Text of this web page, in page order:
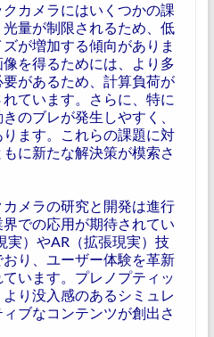
カメラにはいくつかの課
量が制限されるため、低
が増加する傾向がありま
を得るためには、より多
があるため、計算負荷が
ています。さらに、特に
のブレが発生しやすく、
ます。これらの課題に対
に新たな解決策が模索さ
メラの研究と開発は進行
での応用が期待されてい
実）やAR（拡張現実）技
り、ユーザー体験を革新
います。プレノプティッ
り没入感のあるシミュレ
ブなコンテンツが創出さ